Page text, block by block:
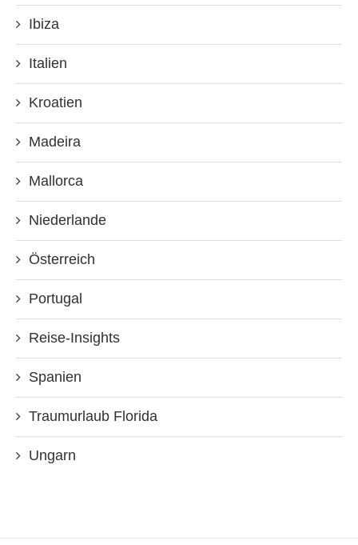
Ibiza
Italien
Kroatien
Madeira
Mallorca
Niederlande
Österreich
Portugal
Reise-Insights
Spanien
Traumurlaub Florida
Ungarn